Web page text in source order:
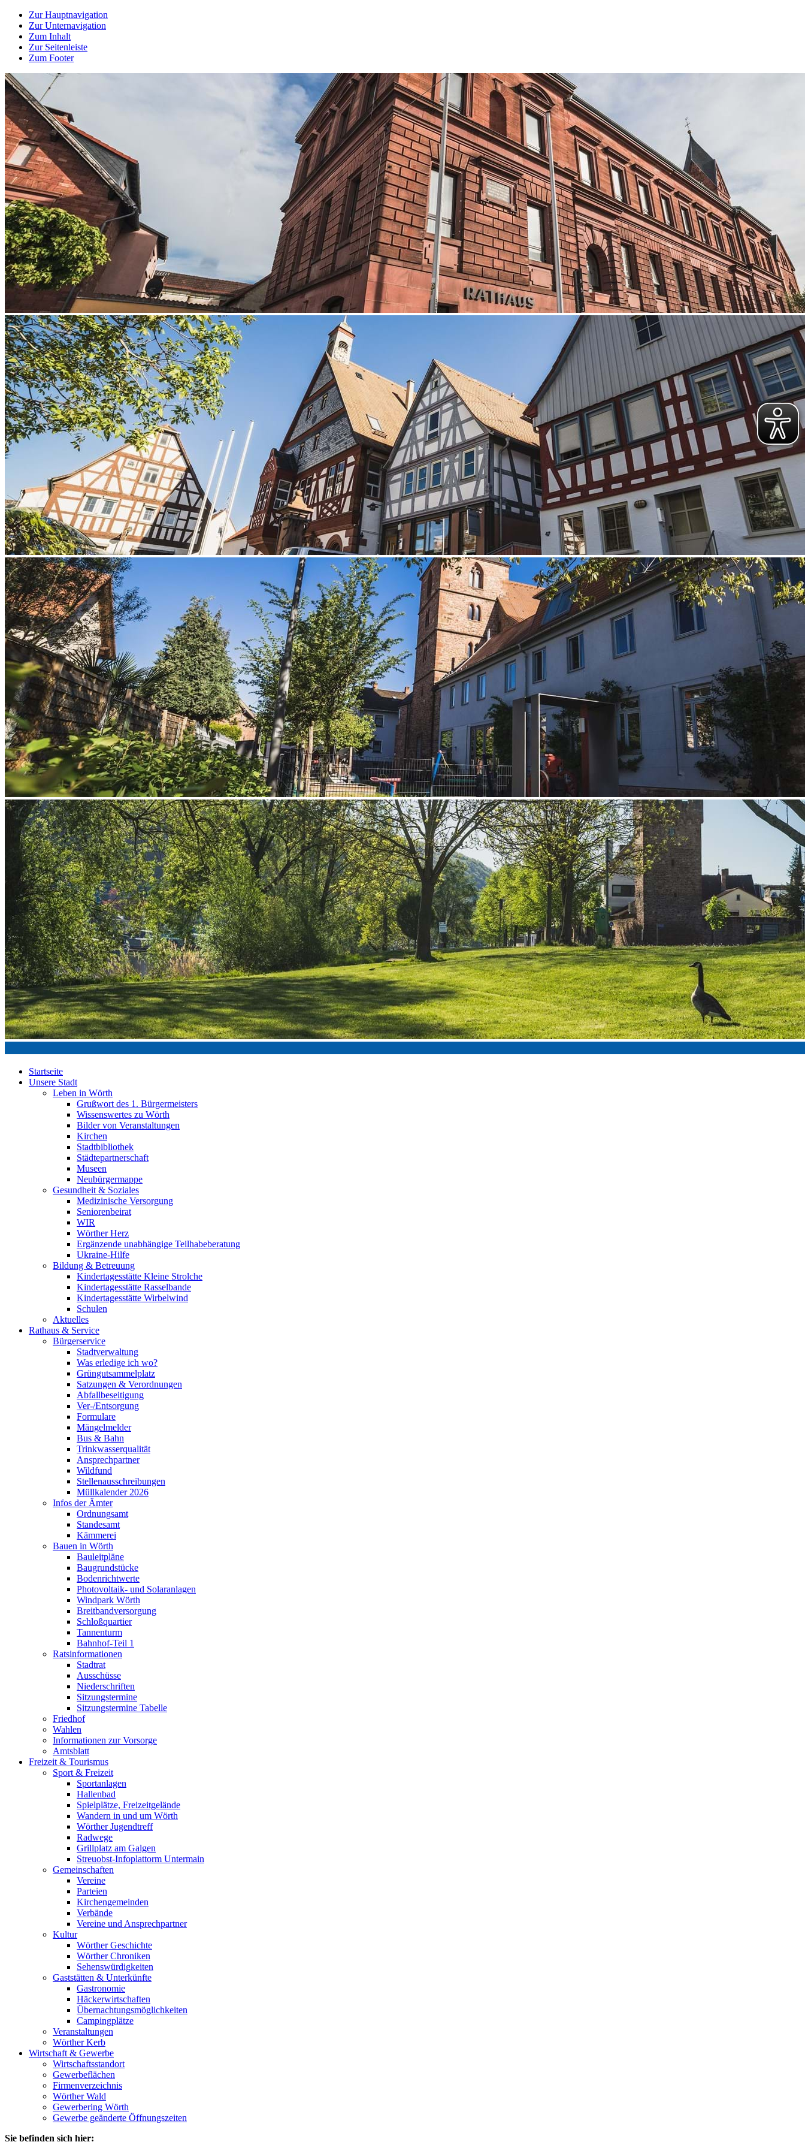
Zur Hauptnavigation
Zur Unternavigation
Zum Inhalt
Zur Seitenleiste
Zum Footer
Startseite
Unsere Stadt
Leben in Wörth
Grußwort des 1. Bürgermeisters
Wissenswertes zu Wörth
Bilder von Veranstaltungen
Kirchen
Stadtbibliothek
Städtepartnerschaft
Museen
Neubürgermappe
Gesundheit & Soziales
Medizinische Versorgung
Seniorenbeirat
WIR
Wörther Herz
Ergänzende unabhängige Teilhabeberatung
Ukraine-Hilfe
Bildung & Betreuung
Kindertagesstätte Kleine Strolche
Kindertagesstätte Rasselbande
Kindertagesstätte Wirbelwind
Schulen
Aktuelles
Rathaus & Service
Bürgerservice
Stadtverwaltung
Was erledige ich wo?
Grüngutsammelplatz
Satzungen & Verordnungen
Abfallbeseitigung
Ver-/Entsorgung
Formulare
Mängelmelder
Bus & Bahn
Trinkwasserqualität
Ansprechpartner
Wildfund
Stellenausschreibungen
Müllkalender 2026
Infos der Ämter
Ordnungsamt
Standesamt
Kämmerei
Bauen in Wörth
Bauleitpläne
Baugrundstücke
Bodenrichtwerte
Photovoltaik- und Solaranlagen
Windpark Wörth
Breitbandversorgung
Schloßquartier
Tannenturm
Bahnhof-Teil 1
Ratsinformationen
Stadtrat
Ausschüsse
Niederschriften
Sitzungstermine
Sitzungstermine Tabelle
Friedhof
Wahlen
Informationen zur Vorsorge
Amtsblatt
Freizeit & Tourismus
Sport & Freizeit
Sportanlagen
Hallenbad
Spielplätze, Freizeitgelände
Wandern in und um Wörth
Wörther Jugendtreff
Radwege
Grillplatz am Galgen
Streuobst-Infoplattorm Untermain
Gemeinschaften
Vereine
Parteien
Kirchengemeinden
Verbände
Vereine und Ansprechpartner
Kultur
Wörther Geschichte
Wörther Chroniken
Sehenswürdigkeiten
Gaststätten & Unterkünfte
Gastronomie
Häckerwirtschaften
Übernachtungsmöglichkeiten
Campingplätze
Veranstaltungen
Wörther Kerb
Wirtschaft & Gewerbe
Wirtschaftsstandort
Gewerbeflächen
Firmenverzeichnis
Wörther Wald
Gewerbering Wörth
Gewerbe geänderte Öffnungszeiten
Sie befinden sich hier: